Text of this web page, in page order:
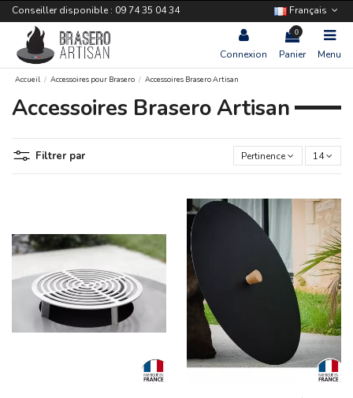
Conseiller disponible : 09 74 35 04 34 Français
Connexion
0
Panier Menu
Accueil Accessoires pour Brasero Accessoires Brasero Artisan
Accessoires Brasero Artisan
Pertinence 14
Filtrer par